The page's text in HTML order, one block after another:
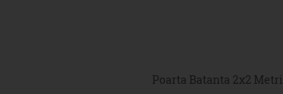
Poarta Batanta 2x2 Metri